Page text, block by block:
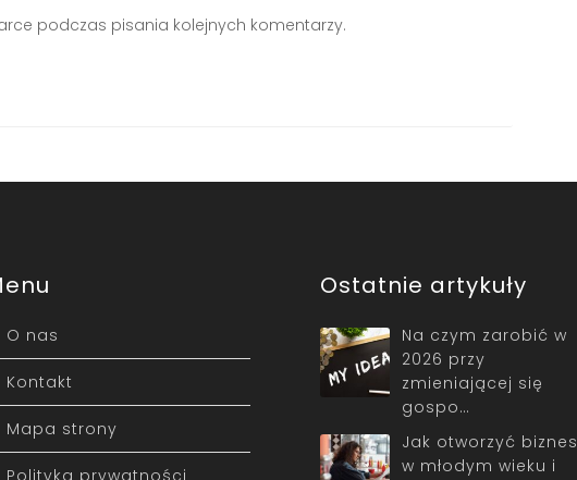
podczas pisania kolejnych komentarzy.
O nas
Kontakt
Mapa strony
Polityka prywatności
Ostatnie artykuły
Na czym zarobić w
2026 przy
zmieniającej się
gospo…
Jak otworzyć biznes
w młodym wieku i